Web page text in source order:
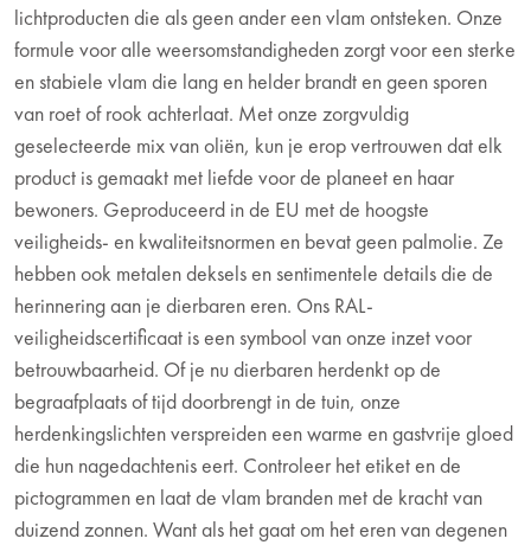
lichtproducten die als geen ander een vlam ontsteken. Onze
formule voor alle weersomstandigheden zorgt voor een sterke
en stabiele vlam die lang en helder brandt en geen sporen
van roet of rook achterlaat. Met onze zorgvuldig
geselecteerde mix van oliën, kun je erop vertrouwen dat elk
product is gemaakt met liefde voor de planeet en haar
bewoners. Geproduceerd in de EU met de hoogste
veiligheids- en kwaliteitsnormen en bevat geen palmolie. Ze
hebben ook metalen deksels en sentimentele details die de
herinnering aan je dierbaren eren. Ons RAL-
veiligheidscertificaat is een symbool van onze inzet voor
betrouwbaarheid. Of je nu dierbaren herdenkt op de
begraafplaats of tijd doorbrengt in de tuin, onze
herdenkingslichten verspreiden een warme en gastvrije gloed
die hun nagedachtenis eert. Controleer het etiket en de
pictogrammen en laat de vlam branden met de kracht van
duizend zonnen. Want als het gaat om het eren van degenen